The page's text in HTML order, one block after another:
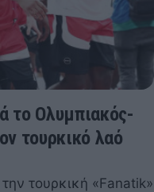
το Ολυμπιακός-
τουρκικό λαό
τουρκική «Fanatik»